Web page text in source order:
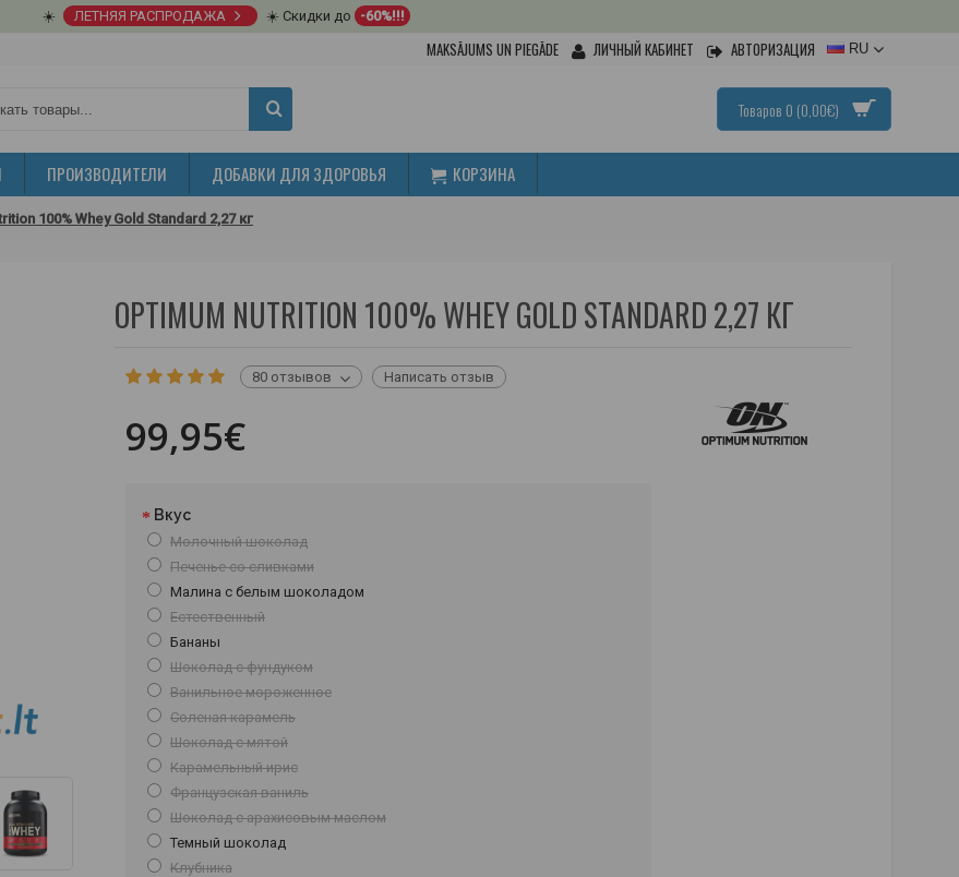
☀️ ЛЕТНЯЯ РАСПРОДАЖА ☀️ Скидки до -60%!!!
MAKSĀJUMS UN PIEGĀDE ЛИЧНЫЙ КАБИНЕТ АВТОРИЗАЦИЯ RU
Товаров 0 (0,00€)
ПРОИЗВОДИТЕЛИ ДОБАВКИ ДЛЯ ЗДОРОВЬЯ КОРЗИНА
100% Whey Gold Standard 2,27 кг
OPTIMUM NUTRITION 100% WHEY GOLD STANDARD 2,27 КГ
80 отзывов Написать отзыв
99,95€
Вкус
Молочный шоколад
Печенье со сливками
Малина с белым шоколадом
Естественный
Бананы
Шоколад с фундуком
Ванильное мороженное
Соленая карамель
Шоколад с мятой
Карамельный ирис
Французская ваниль
Шоколад с арахисовым маслом
Темный шоколад
Клубника